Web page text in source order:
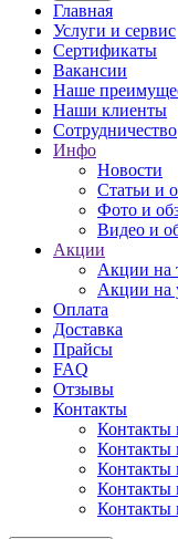
Главная
Услуги и сервис
Сертификаты
Вакансии
Наше
Наши клиенты
Сотрудничество
Инфо
Новости
Статьи и
Фото и
Видео и
Акции
Акции на
Акции на
Оплата
Доставка
Прайсы
FAQ
Отзывы
Контакты
Контакты
Контакты
Контакты
Контакты
Контакты